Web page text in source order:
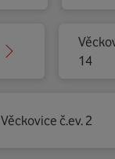
14
Věckovice č.ev. 2